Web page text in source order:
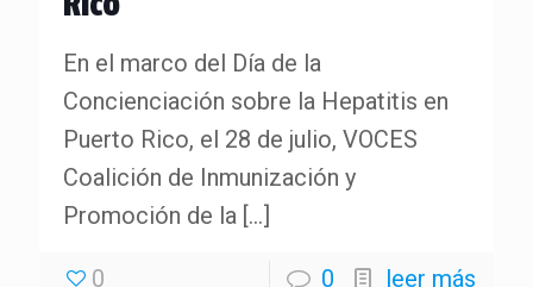
En el marco del Día de la
Concienciación sobre la Hepatitis en
Puerto Rico, el 28 de julio, VOCES
Coalición de Inmunización y
Promoción de la […]
0 0 leer más